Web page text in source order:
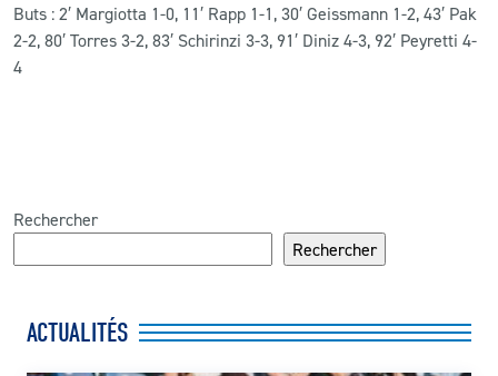
Buts : 2′ Margiotta 1-0, 11′ Rapp 1-1, 30′ Geissmann 1-2, 43′ Pak
2-2, 80′ Torres 3-2, 83′ Schirinzi 3-3, 91′ Diniz 4-3, 92′ Peyretti 4-
4
Rechercher
Rechercher
ACTUALITÉS